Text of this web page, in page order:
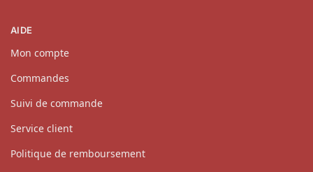
AIDE
Mon compte
Commandes
Suivi de commande
Service client
Politique de remboursement